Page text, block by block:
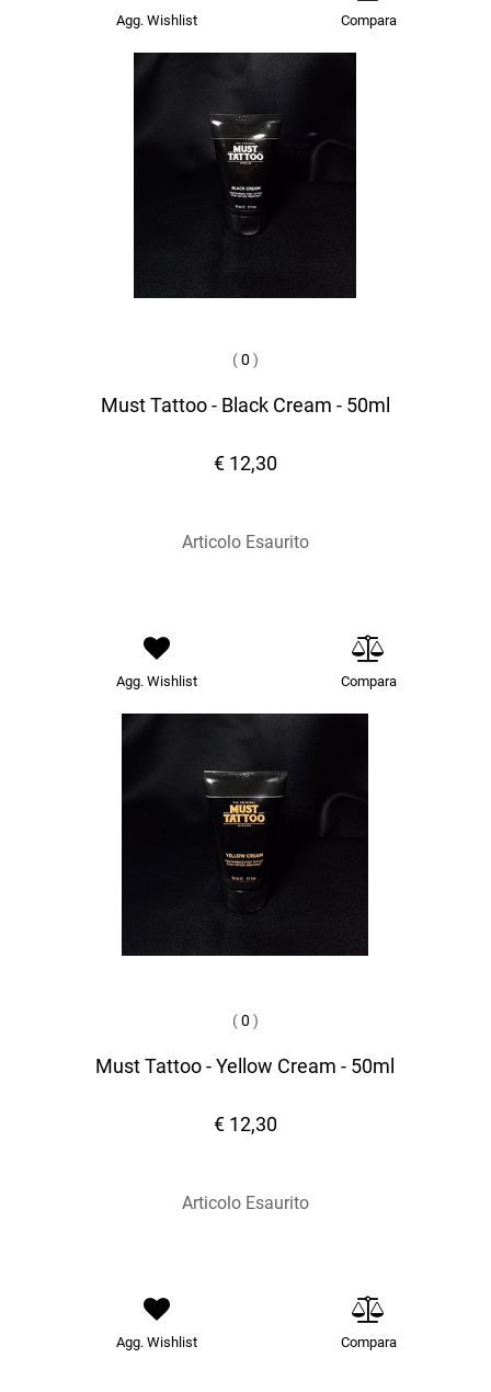
Agg. Wishlist Compara
(0 )
Must Tattoo - Black Cream - 50ml
€ 12,30
Articolo Esaurito
Agg. Wishlist Compara
(0 )
Must Tattoo - Yellow Cream - 50ml
€ 12,30
Articolo Esaurito
Agg. Wishlist Compara